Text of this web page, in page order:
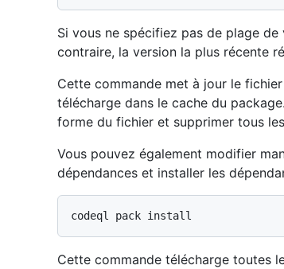
Si vous ne spécifiez pas de plage
contraire, la version la plus récente
Cette commande met à jour le fichier
télécharge dans le cache du
forme du fichier et supprimer tous
Vous pouvez également modifier
dépendances et installer les
Cette commande télécharge toutes